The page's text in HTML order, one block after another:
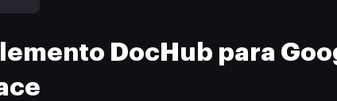
DocHub para